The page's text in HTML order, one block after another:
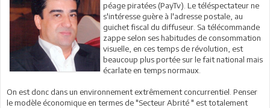
péage piratées (PayTv). Le téléspectateur ne
s'intéresse guère à l'adresse postale, au
guichet fiscal du diffuseur. Sa télécommande
zappe selon ses habitudes de consommation
visuelle, en ces temps de révolution, est
beaucoup plus portée sur le fait national mais
écarlate en temps normaux.
On est donc dans un environnement extrêmement concurrentiel. Penser
le modèle économique en termes de "Secteur Abrité " est totalement